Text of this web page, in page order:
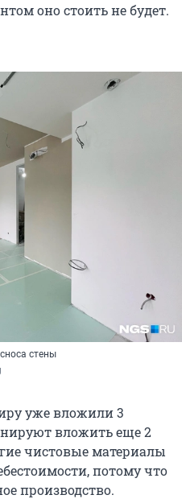
оно стоить не будет.
стены
уже вложили 3
вложить еще 2
чистовые материалы
потому что
производство.